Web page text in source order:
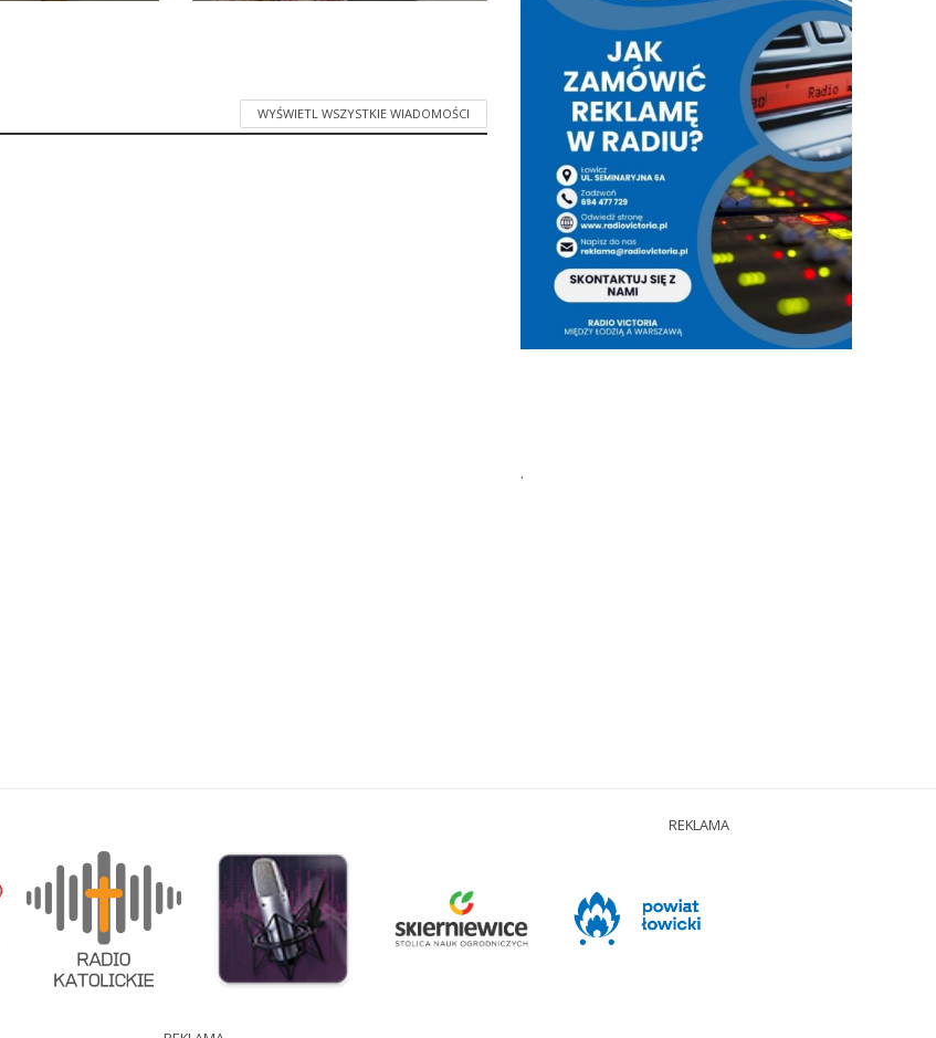
WYŚWIETL WSZYSTKIE WIADOMOŚCI
.
REKLAMA